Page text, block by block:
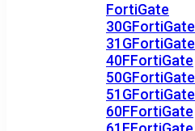
FortiGate
30GFortiGate
31GFortiGate
40FFortiGate
50GFortiGate
51GFortiGate
60FFortiGate